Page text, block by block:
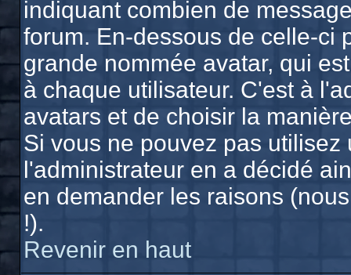
indiquant combien de
forum. En-dessous de celle-ci
grande nommée avatar, qui
à chaque utilisateur. C'est à
avatars et de choisir la
Si vous ne pouvez pas
l'administrateur en a décidé
en demander les raisons
!).
Revenir en haut